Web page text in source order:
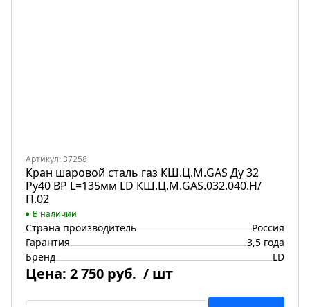
Артикул: 37258
Кран шаровой сталь газ КШ.Ц.М.GAS Ду 32
Ру40 ВР L=135мм LD КШ.Ц.М.GAS.032.040.Н/
П.02
В наличии
Страна производитель
Россия
Гарантия
3,5 года
Бренд
LD
Цена: 2 750 руб. / шт